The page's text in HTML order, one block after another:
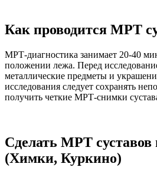
Как проводится МРТ
МРТ-диагностика занимает 20-40
положении лежа. Перед
металлические предметы и
исследования следует сохранять
получить четкие МРТ-снимки
Сделать МРТ
(Химки, Куркино)